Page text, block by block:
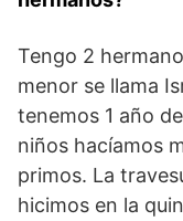
Tengo 2
menor se llama
tenemos 1 año
niños hacíamos
primos. La
hicimos en la